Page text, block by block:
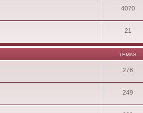
4070
21
TEMAS
276
249